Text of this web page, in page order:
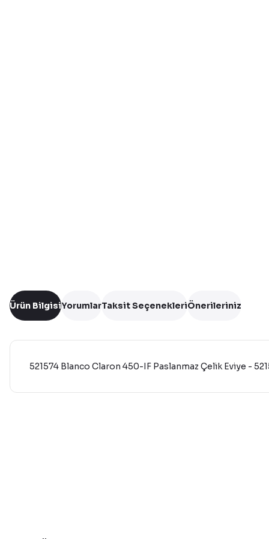
Ürün BilgisiYorumlarTaksit SeçenekleriÖnerileriniz
521574 Blanco Claron 450-IF Paslanmaz Çelik Eviye -